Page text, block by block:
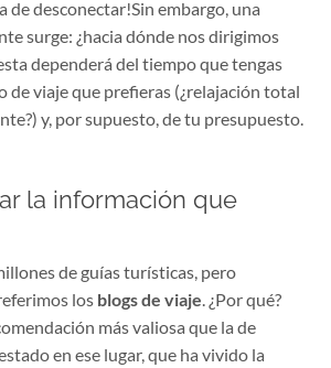
de desconectar!Sin embargo, una
surge: ¿hacia dónde nos dirigimos
dependerá del tiempo que tengas
de viaje que prefieras (¿relajación total
y, por supuesto, de tu presupuesto.
la información que
de guías turísticas, pero
los blogs de viaje . ¿Por qué?
más valiosa que la de
en ese lugar, que ha vivido la